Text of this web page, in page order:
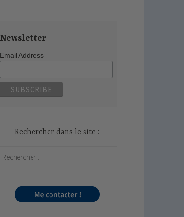
Newsletter
Email Address
Rechercher dans le site :